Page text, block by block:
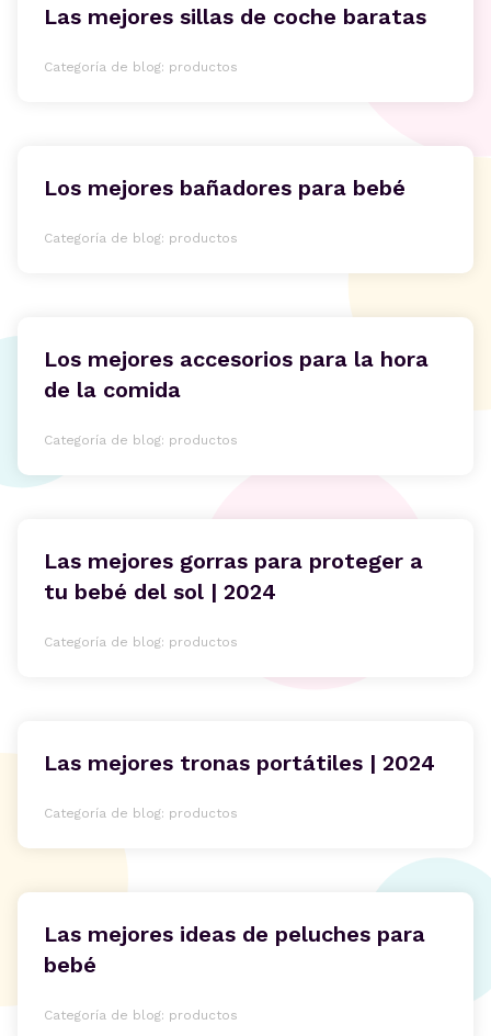
Las mejores sillas de coche baratas
Categoría de blog: productos
Los mejores bañadores para bebé
Categoría de blog: productos
Los mejores accesorios para la hora
de la comida
Categoría de blog: productos
Las mejores gorras para proteger a
tu bebé del sol | 2024
Categoría de blog: productos
Las mejores tronas portátiles | 2024
Categoría de blog: productos
Las mejores ideas de peluches para
bebé
Categoría de blog: productos